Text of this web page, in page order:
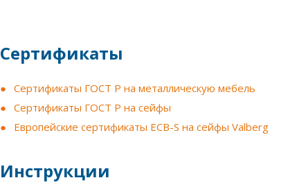
Сертификаты
Сертификаты ГОСТ Р на металлическую мебель
Сертификаты ГОСТ Р на сейфы
Европейские сертификаты ECB-S на сейфы Valberg
Инструкции